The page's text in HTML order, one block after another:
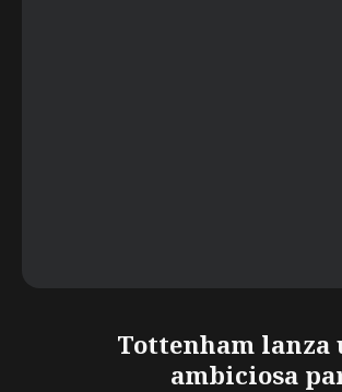
Tottenham lanza
ambiciosa